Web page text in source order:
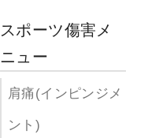
スポーツ傷害メ
ニュー
肩痛(インピンジメ
ント)